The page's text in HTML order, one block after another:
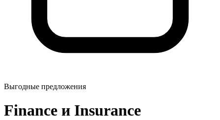
Выгодные предложения
Finance и Insurance